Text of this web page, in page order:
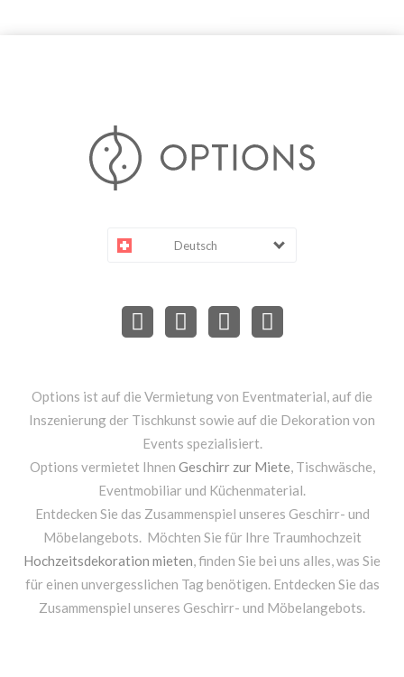
Deutsch
Options ist auf die Vermietung von Eventmaterial, auf die
Inszenierung der Tischkunst sowie auf die Dekoration von
Events spezialisiert.
Options vermietet Ihnen Geschirr zur Miete, Tischwäsche,
Eventmobiliar und Küchenmaterial.
Entdecken Sie das Zusammenspiel unseres Geschirr- und
Möbelangebots. Möchten Sie für Ihre Traumhochzeit
Hochzeitsdekoration mieten, finden Sie bei uns alles, was Sie
für einen unvergesslichen Tag benötigen. Entdecken Sie das
Zusammenspiel unseres Geschirr- und Möbelangebots.